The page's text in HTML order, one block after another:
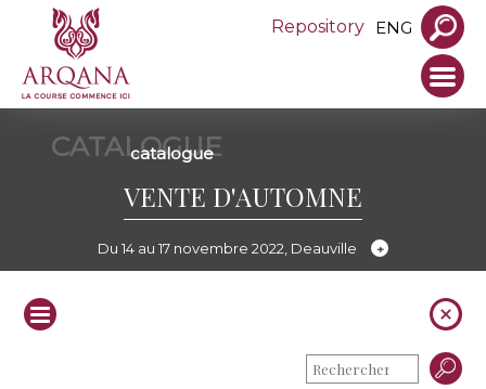
Repository ENG
CATALOGUE
catalogue
VENTE D'AUTOMNE
Du 14 au 17 novembre 2022, Deauville